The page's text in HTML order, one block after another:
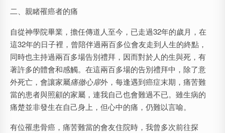
二、親睹罹癌者的痛
自從神學院畢業，擔任傳道人至今，已走過32年的歲月，在
這32年的日子裡，曾陪伴過兩百多位會友走到人生的終點，
同時也主持過兩百多場告別禮拜，因而對於人的生與死，有
著許多的體會和感觸。在這兩百多場的告別禮拜中，除了意
外死亡，會讓家屬痛徹心扉外，每逢遇到癌症末期，痛苦難
當的患者與照顧的家屬，連我自己也會難過不已。雖生病的
痛楚並非發生在自己身上，但心中的痛，仍難以言喻。
有位罹患骨癌，痛苦難當的會友住院時，我曾多次前往探